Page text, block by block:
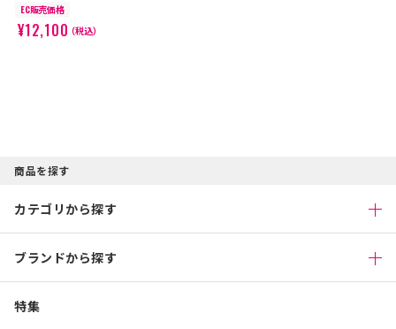
EC販売価格
¥12,100（税込）
商品を探す
カテゴリから探す
ブランドから探す
特集